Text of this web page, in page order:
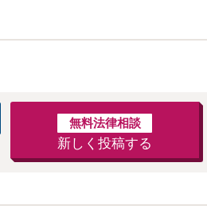
無料法律相談
新しく投稿する